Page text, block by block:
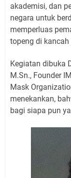
akademisi, dan
negara untuk
memperluas
topeng di kancah
Kegiatan dibuka
M.Sn., Founder
Mask
menekankan,
bagi siapa pun